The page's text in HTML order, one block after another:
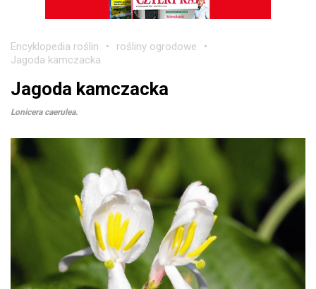
Encyklopedia roślin
rośliny ogrodowe
Jagoda kamczacka
Jagoda kamczacka
Lonicera caerulea.